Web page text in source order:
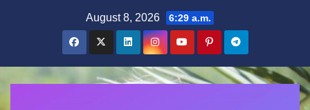
August 8, 2026 6:29 a.m.